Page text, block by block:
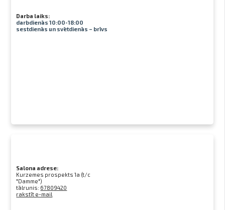
Darba laiks:
darbdienās 10:00-18:00
sestdienās un svētdienās – brīvs
Salona adrese:
Kurzemes prospekts 1a (t/c
"Damme")
tālrunis: 67809420
rakstīt e-mail